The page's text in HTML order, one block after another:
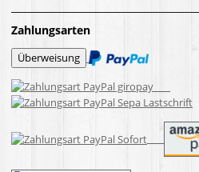
Zahlungsarten